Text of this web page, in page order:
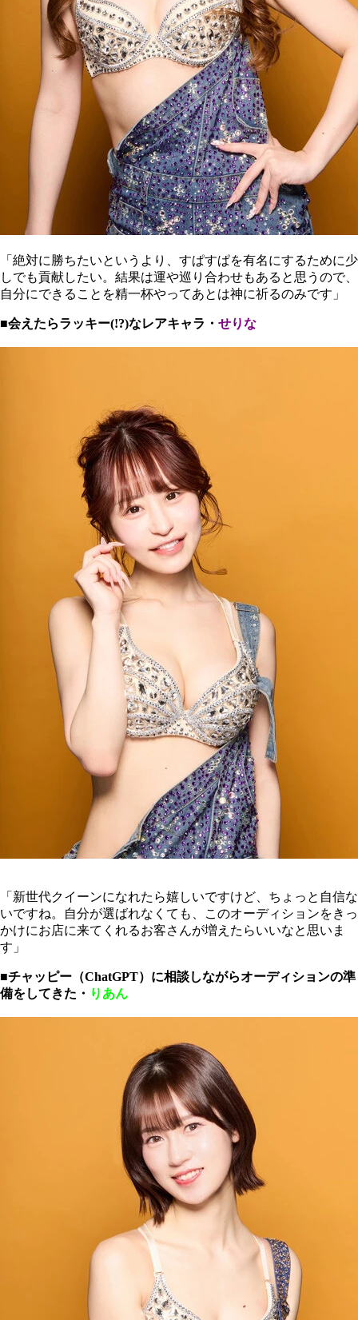
「絶対に勝ちたいというより、すぱすぱを有名にするために少
しでも貢献したい。結果は運や巡り合わせもあると思うので、
自分にできることを精一杯やってあとは神に祈るのみです」
■会えたらラッキー(!?)なレアキャラ・ せりな
「新世代クイーンになれたら嬉しいですけど、ちょっと自信な
いですね。自分が選ばれなくても、このオーディションをきっ
かけにお店に来てくれるお客さんが増えたらいいなと思いま
す」
■チャッピー（ChatGPT）に相談しながらオーディションの準
備をしてきた・ りあん